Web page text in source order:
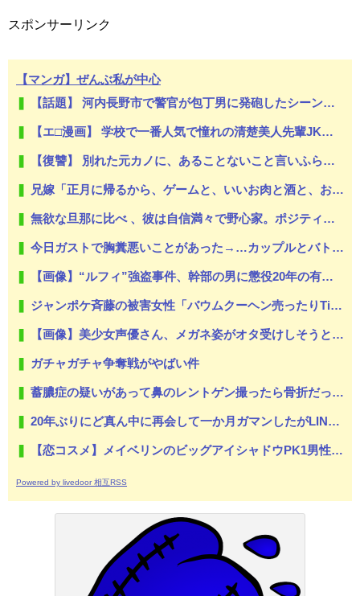
スポンサーリンク
【マンガ】ぜんぶ私が中心
【話題】 河内長野市で警官が包丁男に発砲したシーンのモザ無し映像が公開される。
【エ□漫画】 学校で一番人気で憧れの清楚美人先輩JKに何故か突然エ□動画撮影の竿役を頼まれて…！？
【復讐】 別れた元カノに、あることないこと言いふらされた。DTだったとか、早いとか、首絞めながらやるとか特殊な○癖があるとか
兄嫁「正月に帰るから、ゲームと、いいお肉と酒と、お風呂グッズの準備しとけよ」寝起きの私「知るかボケ」兄嫁「キィィィィー！！！！」私「あ…」
無欲な旦那に比べ 、彼は自信満々で野心家。ポジティブな彼に惹かれバイト後や休みの日に会うようになり、男女の関係になるまで時間はいらなかった... だが彼はただのバカだったｗ
今日ガストで胸糞悪いことがあった→…カップルとバトルしてあわや警察沙汰だったんだがどっちが悪い？
【画像】“ルフィ”強盗事件、幹部の男に懲役20年の有罪判決確定！！！
ジャンポケ斉藤の被害女性「バウムクーヘン売ったりTikTokライブしててムカついたから示談しなかった」
【画像】美少女声優さん、メガネ姿がオタ受けしそうと話題に・・・
ガチャガチャ争奪戦がやばい件
蓄膿症の疑いがあって鼻のレントゲン撮ったら骨折だった。そういや幼稚園の頃顔面着地したことがあったが、 母ちゃん当時気づかなかったのかよ・・・
20年ぶりにど真ん中に再会して一か月ガマンしたがLINEで「たまに二人で昔話ができる友達になろう」的なメッセ送信した。昨日まで既読無視
【恋コスメ】メイベリンのビッグアイシャドウPK1男性からの評判めちゃくちゃ良い。
Powered by livedoor 相互RSS